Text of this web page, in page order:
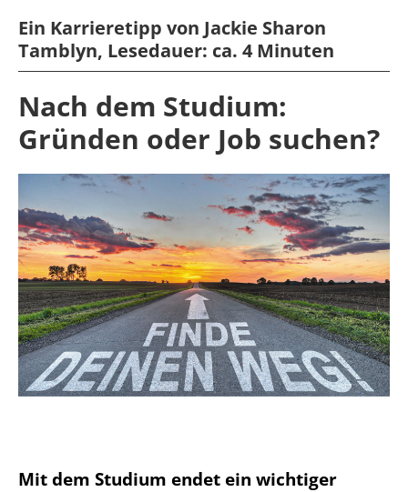
Ein Karrieretipp von Jackie Sharon
Tamblyn, Lesedauer: ca. 4 Minuten
Nach dem Studium:
Gründen oder Job suchen?
Mit dem Studium endet ein wichtiger